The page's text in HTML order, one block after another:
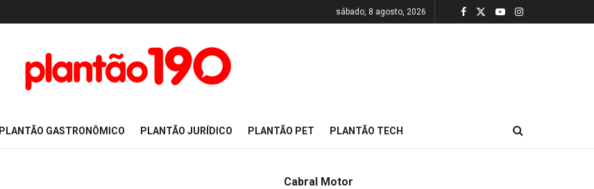
sábado, 8 agosto, 2026
PLANTÃO GASTRONÔMICO PLANTÃO JURÍDICO PLANTÃO PET PLANTÃO TECH
Cabral Motor